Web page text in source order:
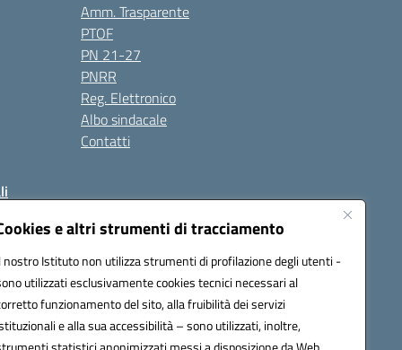
e altri strumenti di tracciamento
nostro Istituto non utilizza strumenti di profilazione degli utenti -
utilizzati esclusivamente cookies tecnici necessari al
funzionamento del sito, alla fruibilità dei servizi
e alla sua accessibilità – sono utilizzati, inoltre,
Amm. Trasparente
PTOF
PN 21-27
PNRR
Reg. Elettronico
Albo sindacale
Contatti